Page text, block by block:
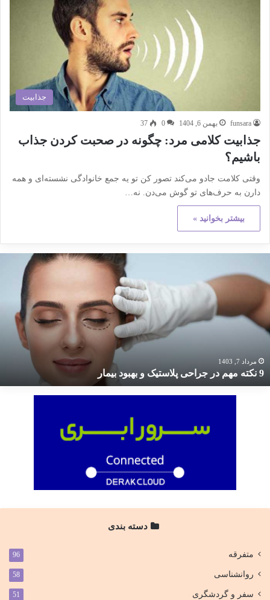
جذابیت
funsara بهمن 6, 1404 0
37
جذابیت کلامی مرد: چگونه در صحبت کردن جذاب
باشیم؟
وقتی کلامت جادو می‌کند تصور کن تو یه جمع خانوادگی نشسته‌ای و همه
دارن به حرف‌های تو گوش می‌دن. نه…
بیشتر بخوانید »
مهم
جراحی
پلاستیک
و
بیمارمرداد 7, 1403
9 نکته مهم در جراحی پلاستیک و بهبود بیمار
دسته بندی
متفرقه 96
روانشناسی 58
سفر و گردشگری 51